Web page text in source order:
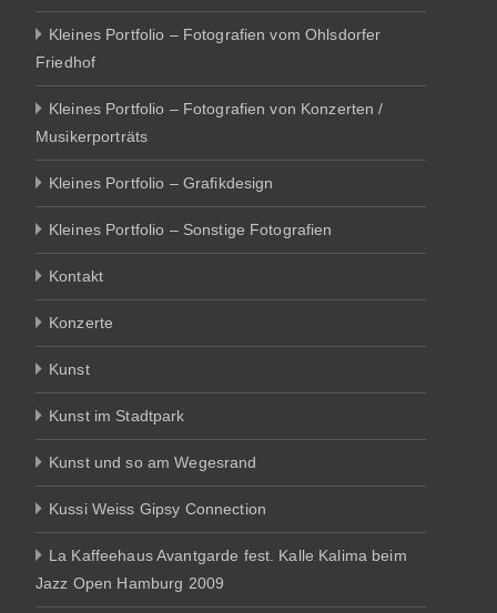
Kleines Portfolio – Fotografien vom Ohlsdorfer
Friedhof
Kleines Portfolio – Fotografien von Konzerten /
Musikerporträts
Kleines Portfolio – Grafikdesign
Kleines Portfolio – Sonstige Fotografien
Kontakt
Konzerte
Kunst
Kunst im Stadtpark
Kunst und so am Wegesrand
Kussi Weiss Gipsy Connection
La Kaffeehaus Avantgarde fest. Kalle Kalima beim
Jazz Open Hamburg 2009